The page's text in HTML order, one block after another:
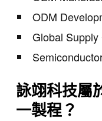
ODM
Global Supply
詠翊科技屬
一製程？